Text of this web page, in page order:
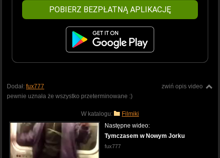
POBIERZ BEZPŁATNĄ APLIKACJĘ
zwiń opis video
Dodał: fux777
pewnie uznała że wszystko przeterminowane :)
W katalogu: Filmiki
Następne wideo:
Tymczasem w Nowym Jorku
fux777